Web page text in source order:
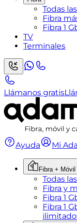
Todas
Fibra
Fibra 1
TV
Terminales
Llámanos gratis
Ayuda Mi
Fibra + Móvil
Todas
Fibra y
Fibra 1
Fibra 1